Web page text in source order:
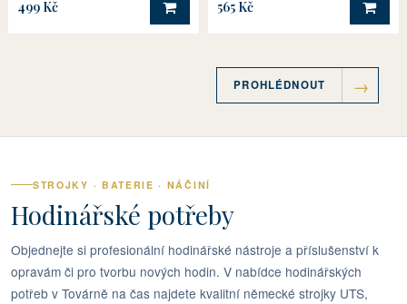
499 Kč DO KOŠÍKU
565 Kč DO
PROHLÉDNOUT
STROJKY · BATERIE · NÁČINÍ
Hodinářské potřeby
Objednejte si profesionální hodinářské nástroje a příslušenství k
opravám či pro tvorbu nových hodin. V nabídce hodinářských
potřeb v Továrně na čas najdete kvalitní německé strojky UTS,